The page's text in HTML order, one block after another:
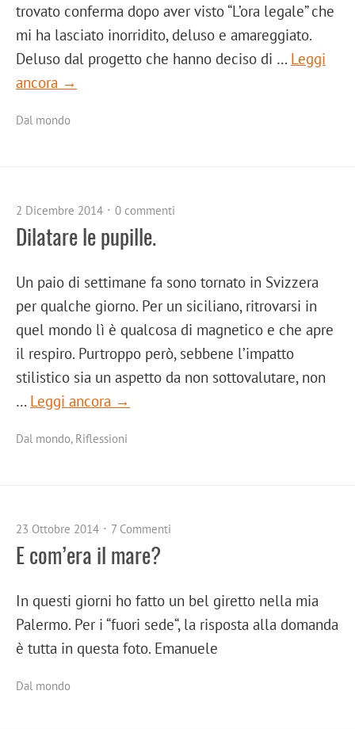
trovato conferma dopo aver visto “L’ora legale” che
mi ha lasciato inorridito, deluso e amareggiato.
Deluso dal progetto che hanno deciso di … Leggi
ancora →
Dal mondo
2 Dicembre 2014 0 commenti
Dilatare le pupille.
Un paio di settimane fa sono tornato in Svizzera
per qualche giorno. Per un siciliano, ritrovarsi in
quel mondo lì è qualcosa di magnetico e che apre
il respiro. Purtroppo però, sebbene l’impatto
stilistico sia un aspetto da non sottovalutare, non
… Leggi ancora →
Dal mondo, Riflessioni
23 Ottobre 2014 7 Commenti
E com’era il mare?
In questi giorni ho fatto un bel giretto nella mia
Palermo. Per i “fuori sede“, la risposta alla domanda
è tutta in questa foto. Emanuele
Dal mondo